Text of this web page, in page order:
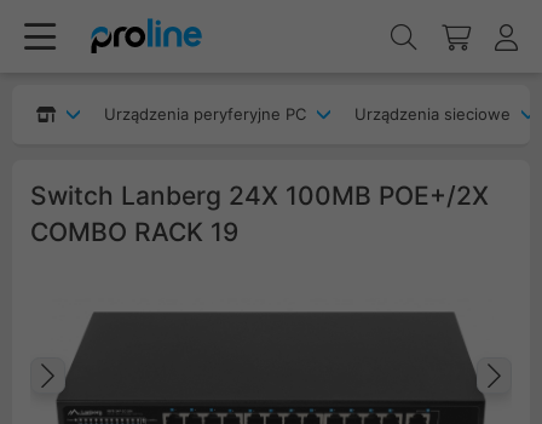
Urządzenia peryferyjne PC Urządzenia sieciowe
Switch Lanberg 24X 100MB POE+/2X
COMBO RACK 19
Poprzedni